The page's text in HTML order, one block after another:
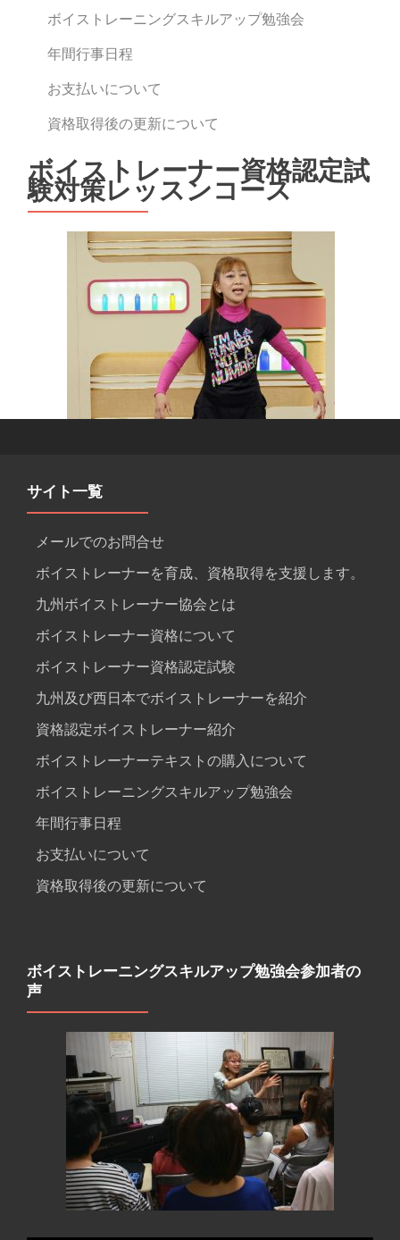
ボイストレーニングスキルアップ勉強会
年間行事日程
お支払いについて
資格取得後の更新について
ボイストレーナー資格認定試
験対策レッスンコース
サイト一覧
メールでのお問合せ
ボイストレーナーを育成、資格取得を支援します。
九州ボイストレーナー協会とは
ボイストレーナー資格について
ボイストレーナー資格認定試験
九州及び西日本でボイストレーナーを紹介
資格認定ボイストレーナー紹介
ボイストレーナーテキストの購入について
ボイストレーニングスキルアップ勉強会
年間行事日程
お支払いについて
資格取得後の更新について
ボイストレーニングスキルアップ勉強会参加者の
声